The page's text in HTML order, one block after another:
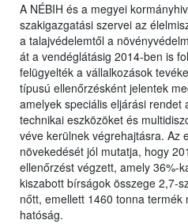
A NÉBIH és a megyei
szakigazgatási szervei az
a talajvédelemtől a
át a vendéglátásig 2014-ben is
felügyelték a vállalkozások
típusú ellenőrzésként jelentek
amelyek speciális eljárási rendet
technikai eszközöket és
véve kerülnek végrehajtásra. Az
növekedését jól mutatja, hogy
ellenőrzést végzett, amely 36%-
kiszabott bírságok összege 2,7-
nőtt, emellett 1460 tonna
hatóság.